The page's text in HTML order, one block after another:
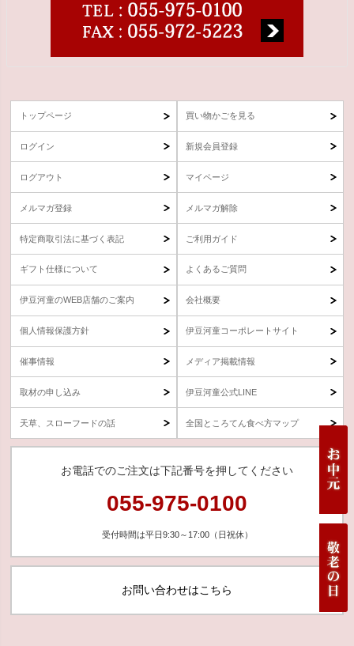
トップページ 買い物かごを見る
ログイン 新規会員登録
ログアウト マイページ
メルマガ登録 メルマガ解除
特定商取引法に基づく表記 ご利用ガイド
ギフト仕様について よくあるご質問
伊豆河童のWEB店舗のご案内 会社概要
個人情報保護方針 伊豆河童コーポレートサイト
催事情報 メディア掲載情報
取材の申し込み 伊豆河童公式LINE
天草、スローフードの話 全国ところてん食べ方マップ
お電話でのご注文は下記番号を押してください
055-975-0100
受付時間は平日9:30～17:00（日祝休）
お問い合わせはこちら